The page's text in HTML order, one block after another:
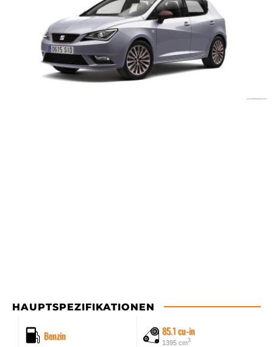
HAUPTSPEZIFIKATIONEN
Benzin 85.1 cu-in
1395 cm3